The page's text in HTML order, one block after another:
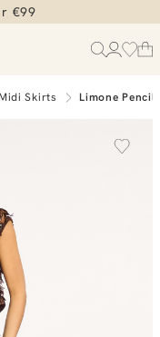
€99
Midi Skirts Limone Pencil